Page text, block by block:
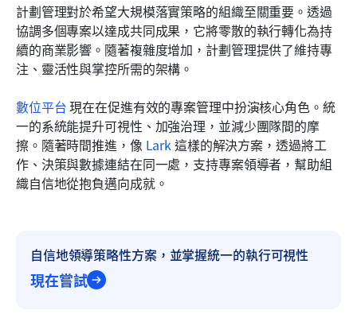
計劃管理對於希望大規模落實策略的組織至關重要。透過
協調多個專案以達成共同成果，它將零散的執行轉化為持
續的商業影響。隨著複雜度增加，計劃管理提供了維持專
注、靈活性與掌控所需的架構。
數位平台 現在在促進有效的專案管理中扮演核心角色。統
一的系統能提升可視性、加強治理，並減少團隊間的摩
擦。隨著時間推進，像 Lark 這樣的解決方案，透過將工
作、決策與數據連結在同一處，支持專案領導者，幫助組
織自信地從抱負邁向成就。
自信地領導策略性方案，並掌握統一的執行可視性
現在嘗試